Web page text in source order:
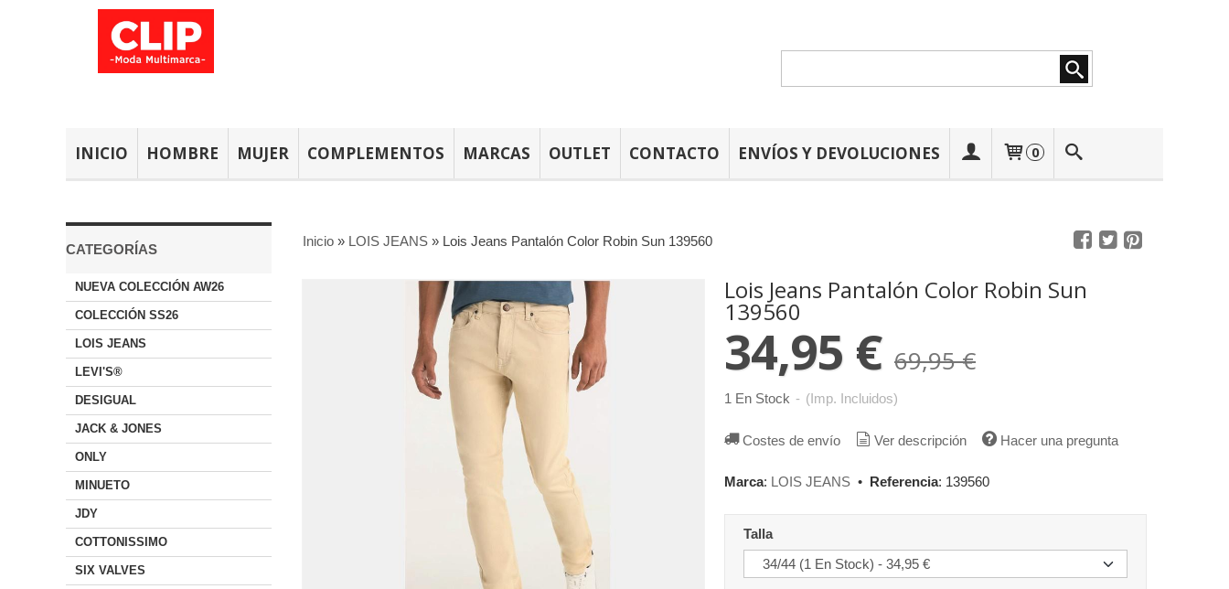
INICIO HOMBRE MUJER COMPLEMENTOS MARCAS OUTLET CONTACTO ENVÍOS Y DEVOLUCIONES 0
CATEGORÍAS
NUEVA COLECCIÓN AW26
COLECCIÓN SS26
LOIS JEANS
LEVI'S®
DESIGUAL
JACK & JONES
ONLY
MINUETO
JDY
COTTONISSIMO
SIX VALVES
Inicio » LOIS JEANS » Lois Jeans Pantalón Color Robin Sun 139560
Lois Jeans Pantalón Color Robin Sun
139560
34,95 € 69,95 €
1 En Stock - (Imp. Incluidos)
Costes de envío Ver descripción Hacer una pregunta
Marca: LOIS JEANS • Referencia: 139560
Talla